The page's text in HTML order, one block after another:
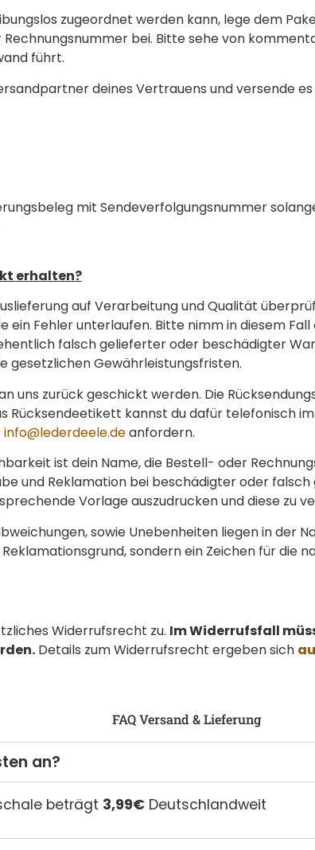
zugeordnet werden kann, lege dem
bei. Bitte sehe von
führt.
deines Vertrauens und versende
mit Sendeverfolgungsnummer
erhalten?
auf Verarbeitung und Qualität
ein Fehler unterlaufen. Bitte nimm in diesem
falsch gelieferter oder beschädigter
gesetzlichen Gewährleistungsfristen.
uns zurück geschickt werden. Die
Rücksendeetikett kannst du dafür telefonisch
info@lederdeele.deanfordern.
ist dein Name, die Bestell- oder
und Reklamation bei beschädigter oder
Vorlage auszudrucken und diese zu
sowie Unebenheiten liegen in der
Reklamationsgrund, sondern ein Zeichen für die
Widerrufsrecht zu. Im Widerrufsfall
Details zum Widerrufsrecht ergeben sich
FAQ Versand & Lieferung
an?
beträgt 3,99€Deutschlandweit